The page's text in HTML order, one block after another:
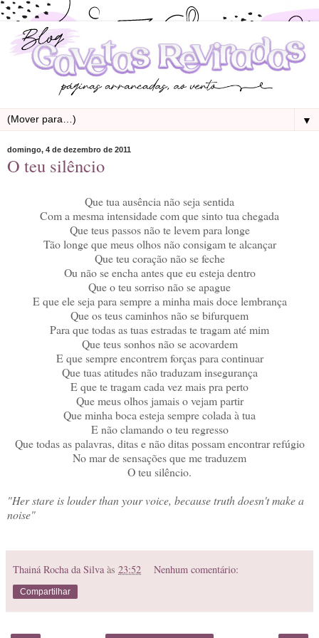
▼
domingo, 4 de dezembro de 2011
O teu silêncio
Que tua ausência não seja sentida
Com a mesma intensidade com que sinto tua chegada
Que teus passos não te levem para longe
Tão longe que meus olhos não consigam te alcançar
Que teu coração não se feche
Ou não se encha antes que eu esteja dentro
Que o teu sorriso não se apague
E que ele seja para sempre a minha mais doce lembrança
Que os teus caminhos não se bifurquem
Para que todas as tuas estradas te tragam até mim
Que teus sonhos não se acovardem
E que sempre encontrem forças para continuar
Que tuas atitudes não traduzam insegurança
E que te tragam cada vez mais pra perto
Que meus olhos jamais o vejam partir
Que minha boca esteja sempre colada à tua
E não clamando o teu regresso
Que todas as palavras, ditas e não ditas possam encontrar refúgio
No mar de sensações que me traduzem
O teu silêncio.
"Her stare is louder than your voice, because truth doesn't make a
noise"
Thainá Rocha da Silva às 23:52 Nenhum comentário:
Compartilhar